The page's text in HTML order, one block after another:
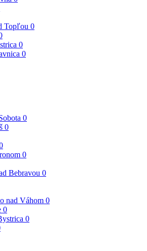
Topľou 0
0
0
0
0
0
Bebravou 0
nad Váhom 0
0
0